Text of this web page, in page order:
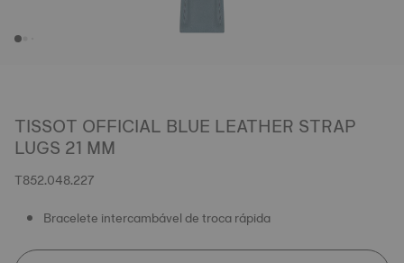
TISSOT OFFICIAL BLUE LEATHER STRAP
LUGS 21 MM
T852.048.227
Bracelete intercambável de troca rápida